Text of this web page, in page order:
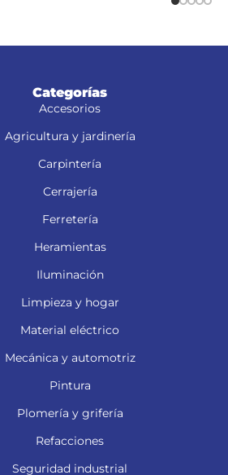
Categorías
Accesorios
Agricultura y jardinería
Carpintería
Cerrajería
Ferretería
Heramientas
Iluminación
Limpieza y hogar
Material eléctrico
Mecánica y automotriz
Pintura
Plomería y grifería
Refacciones
Seguridad industrial